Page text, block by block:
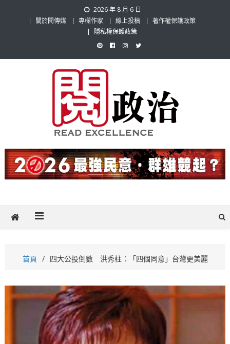
2026 年 8 月 6 日
關於閱傳媒
專欄作家 線上投稿
著作權保護政策
隱私權保護政策
閱政治 Read Gov News
題，也要專業評論，閱政治與多元的政治評論家與專欄作家邀稿合作，
讓讀者有最多元和專業的選擇。
首頁 四大公投倒數 洪秀柱：「四個同意」台灣更美麗